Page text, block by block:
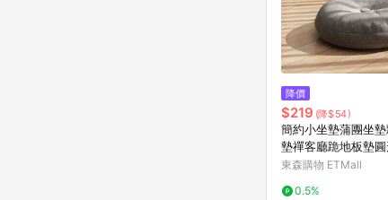
降價
$219 (降$54)
簡約小坐墊蒲團坐
墊禪客廳跪地板墊圓
坐墩
東森購物 ETMall
0.5%